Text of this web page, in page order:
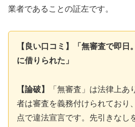
業者であることの証左です。
【良い口コミ】「無審査で即日
に借りられた」
【論破】
「無審査」は法律上あ
者は審査を義務付けられており
点で違法宣言です。先引きなし